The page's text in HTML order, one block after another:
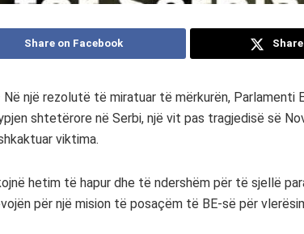
Share on Facebook
Në një rezolutë të miratuar të mërkurën, Parlamenti
shtetërore në Serbi, një vit pas tragjedisë së
viktima.
hetim të hapur dhe të ndershëm për të sjellë
për një mision të posaçëm të BE-së për